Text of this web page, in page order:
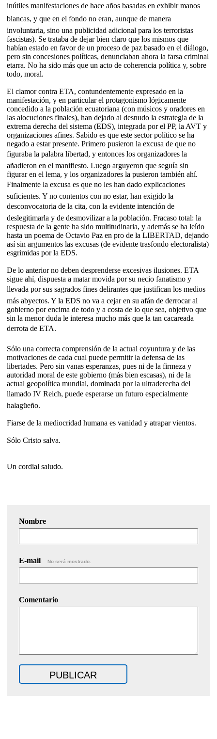
inútiles manifestaciones de hace años basadas en exhibir manos
blancas, y que en el fondo no eran, aunque de manera
involuntaria, sino una publicidad adicional para los terroristas
fascistas). Se trataba de dejar bien claro que los mismos que
habían estado en favor de un proceso de paz basado en el diálogo,
pero sin concesiones políticas, denunciaban ahora la farsa criminal
etarra. No ha sido más que un acto de coherencia política y, sobre
todo, moral.
El clamor contra ETA, contundentemente expresado en la
manifestación, y en particular el protagonismo lógicamente
concedido a la población ecuatoriana (con músicos y oradores en
las alocuciones finales), han dejado al desnudo la estrategia de la
extrema derecha del sistema (EDS), integrada por el PP, la AVT y
organizaciones afines. Sabido es que este sector político se ha
negado a estar presente. Primero pusieron la excusa de que no
figuraba la palabra libertad, y entonces los organizadores la
añadieron en el manifiesto. Luego arguyeron que seguía sin
figurar en el lema, y los organizadores la pusieron también ahí.
Finalmente la excusa es que no les han dado explicaciones
suficientes. Y no contentos con no estar, han exigido la
desconvocatoria de la cita, con la evidente intención de
deslegitimarla y de desmovilizar a la población. Fracaso total: la
respuesta de la gente ha sido multitudinaria, y además se ha leído
hasta un poema de Octavio Paz en pro de la LIBERTAD, dejando
así sin argumentos las excusas (de evidente trasfondo electoralista)
esgrimidas por la EDS.
De lo anterior no deben desprenderse excesivas ilusiones. ETA
sigue ahí, dispuesta a matar movida por su necio fanatismo y
llevada por sus sagrados fines delirantes que justifican los medios
más abyectos. Y la EDS no va a cejar en su afán de derrocar al
gobierno por encima de todo y a costa de lo que sea, objetivo que
sin la menor duda le interesa mucho más que la tan cacareada
derrota de ETA.
Sólo una correcta comprensión de la actual coyuntura y de las
motivaciones de cada cual puede permitir la defensa de las
libertades. Pero sin vanas esperanzas, pues ni de la firmeza y
autoridad moral de este gobierno (más bien escasas), ni de la
actual geopolítica mundial, dominada por la ultraderecha del
llamado IV Reich, puede esperarse un futuro especialmente
halagüeño.
Fiarse de la mediocridad humana es vanidad y atrapar vientos.
Sólo Cristo salva.
Un cordial saludo.
Nombre
E-mail No será mostrado.
Comentario